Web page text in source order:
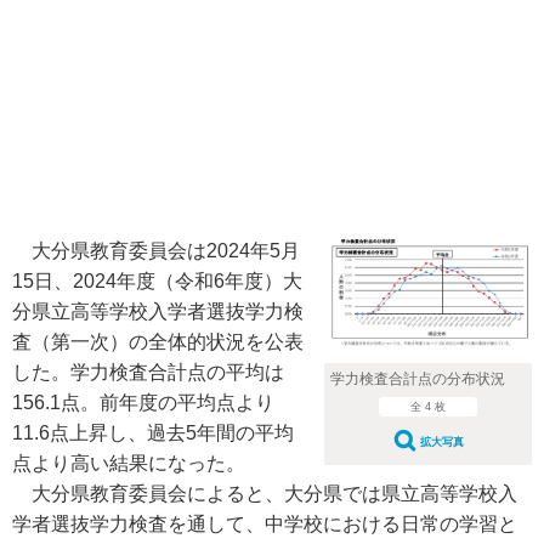
学力検査合計点の分布状況
全 4 枚
拡大写真
大分県教育委員会は2024年5月
15日、2024年度（令和6年度）大
分県立高等学校入学者選抜学力検
査（第一次）の全体的状況を公表
した。学力検査合計点の平均は
156.1点。前年度の平均点より
11.6点上昇し、過去5年間の平均
点より高い結果になった。
大分県教育委員会によると、大分県では県立高等学校入
学者選抜学力検査を通して、中学校における日常の学習と